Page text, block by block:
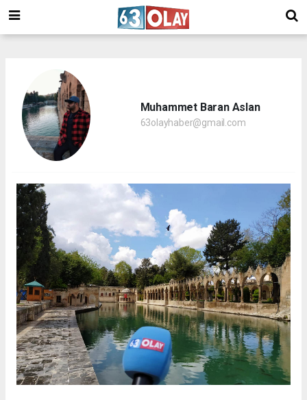
Muhammet Baran Aslan
63olayhaber@gmail.com